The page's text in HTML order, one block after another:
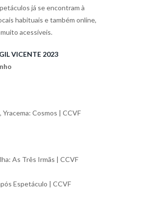
já se encontram à
habituais e também online,
acessíveis.
VICENTE 2023
Yracema: Cosmos | CCVF
As Três Irmãs | CCVF
Espetáculo | CCVF